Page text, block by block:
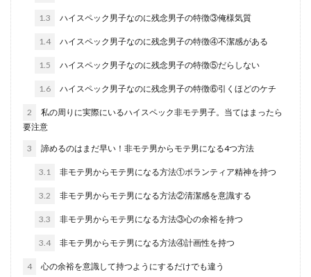
1.3 ハイスペック男子なのに残念男子の特徴③俺様気質
1.4 ハイスペック男子なのに残念男子の特徴④不潔感がある
1.5 ハイスペック男子なのに残念男子の特徴⑤だらしない
1.6 ハイスペック男子なのに残念男子の特徴⑥引くほどのケチ
2
私の周りに実際にいるハイスペック非モテ男子。当てはまったら
要注意
3 諦めるのはまだ早い！非モテ男からモテ男になる4つ方法
3.1 非モテ男からモテ男になる方法①ボランティア精神を持つ
3.2 非モテ男からモテ男になる方法②清潔感を意識する
3.3 非モテ男からモテ男になる方法③心の余裕を持つ
3.4 非モテ男からモテ男になる方法④計画性を持つ
4 心の余裕を意識して持つようにするだけでも違う